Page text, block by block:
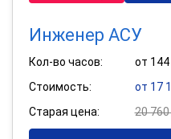
Инженер АСУ
Кол-во часов:
от 144
Стоимость:
от 17
Старая цена:
20 760